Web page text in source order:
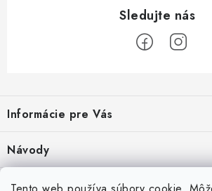
p
ä
t
Informácie pre Vás
Recenzie na Heureke
Návody
Overené zákazníkmi